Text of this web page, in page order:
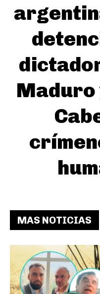
Maduro
MAS NOTICIAS